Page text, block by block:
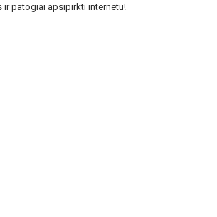
ir patogiai apsipirkti internetu!